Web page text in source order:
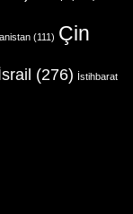
(111) Çin
(276) İstihbarat